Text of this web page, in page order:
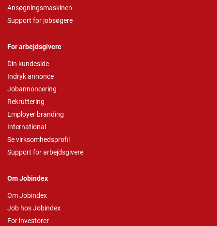
Ansøgningsmaskinen
Support for jobsøgere
For arbejdsgivere
Din kundeside
Indryk annonce
Jobannoncering
Rekruttering
Employer branding
International
Se virksomhedsprofil
Support for arbejdsgivere
Om Jobindex
Om Jobindex
Job hos Jobindex
For investorer